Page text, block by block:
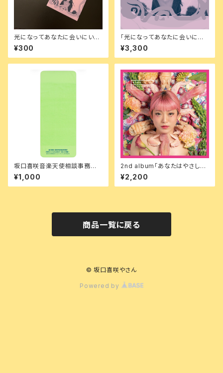
光になってあなたに会いにいく
ステッカー
¥300
「光になってあなたに会いにい
く」（限定サイン入り写真ポスト
カード付き）
¥3,300
坂口喜咲音楽天使相談事務所タ
オル
¥1,000
2nd album「あなたはやさしか
った」
¥2,200
商品一覧に戻る
© 坂口喜咲やさん
Powered by